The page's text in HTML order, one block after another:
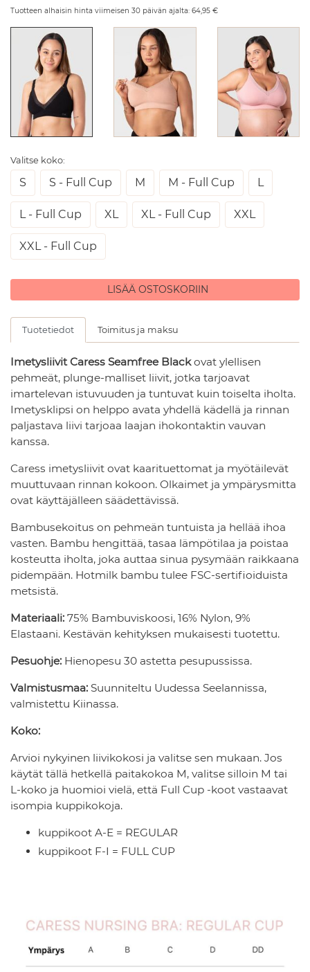
Tuotteen alhaisin hinta viimeisen 30 päivän ajalta: 64,95 €
Valitse koko:
S S - Full Cup M M - Full Cup L
L - Full Cup XL XL - Full Cup XXL
XXL - Full Cup
LISÄÄ OSTOSKORIIN
Tuotetiedot Toimitus ja maksu
Imetysliivit Caress Seamfree Blackovat ylellisen
pehmeät, plunge-malliset liivit, jotka tarjoavat
imartelevan istuvuuden ja tuntuvat kuin toiselta iholta.
Imetysklipsi on helppo avata yhdellä kädellä ja rinnan
paljastava liivi tarjoaa laajan ihokontaktin vauvan
kanssa.
Caress imetysliivit ovat kaarituettomat ja myötäilevät
muuttuvaan rinnan kokoon. Olkaimet ja ympärysmitta
ovat käyttäjälleen säädettävissä.
Bambusekoitus on pehmeän tuntuista ja hellää ihoa
vasten. Bambu hengittää, tasaa lämpötilaa ja poistaa
kosteutta iholta, joka auttaa sinua pysymään raikkaana
pidempään. Hotmilk bambu tulee FSC-sertifioiduista
metsistä.
Materiaali: 75% Bambuviskoosi, 16% Nylon, 9%
Elastaani. Kestävän kehityksen mukaisesti tuotettu.
Pesuohje: Hienopesu 30 astetta pesupussissa.
Valmistusmaa: Suunniteltu Uudessa Seelannissa,
valmistettu Kiinassa.
Koko:
Arvioi nykyinen liivikokosi ja valitse sen mukaan. Jos
käytät tällä hetkellä paitakokoa M, valitse silloin M tai
L-koko ja huomioi vielä, että Full Cup -koot vastaavat
isompia kuppikokoja.
kuppikoot A-E = REGULAR
kuppikoot F-I = FULL CUP